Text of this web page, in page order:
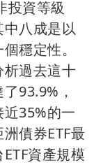
投資等級
八成是以
穩定性。
過去這十
93.9%，
35%的一
債券ETF最
資產規模